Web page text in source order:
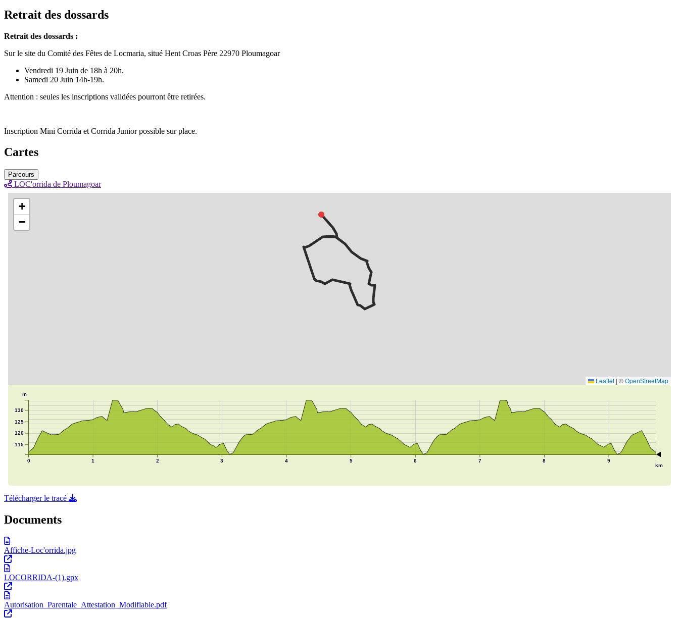
Retrait des dossards
Retrait des dossards :
Sur le site du Comité des Fêtes de Locmaria, situé Hent Croas Père 22970 Ploumagoar
Vendredi 19 Juin de 18h à 20h.
Samedi 20 Juin 14h-19h.
Attention : seules les inscriptions validées pourront être retirées.
Inscription Mini Corrida et Corrida Junior possible sur place.
Cartes
Parcours
LOC'orrida de Ploumagoar
Télécharger le tracé
Documents
Affiche-Loc'orrida.jpg
LOCORRIDA-(1).gpx
Autorisation_Parentale_Attestation_Modifiable.pdf